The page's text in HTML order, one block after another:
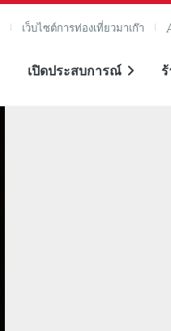
เว็บไซต์การท่องเที่ยวมาเก๊า
เปิดประสบการณ์